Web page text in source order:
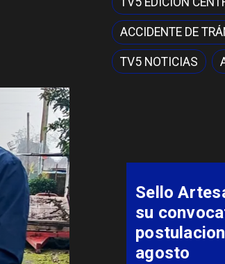
ACCIDENTE DE
TV5 NOTICIAS
Sello Artesanía
su convocatoria
postulaciones hasta
agosto